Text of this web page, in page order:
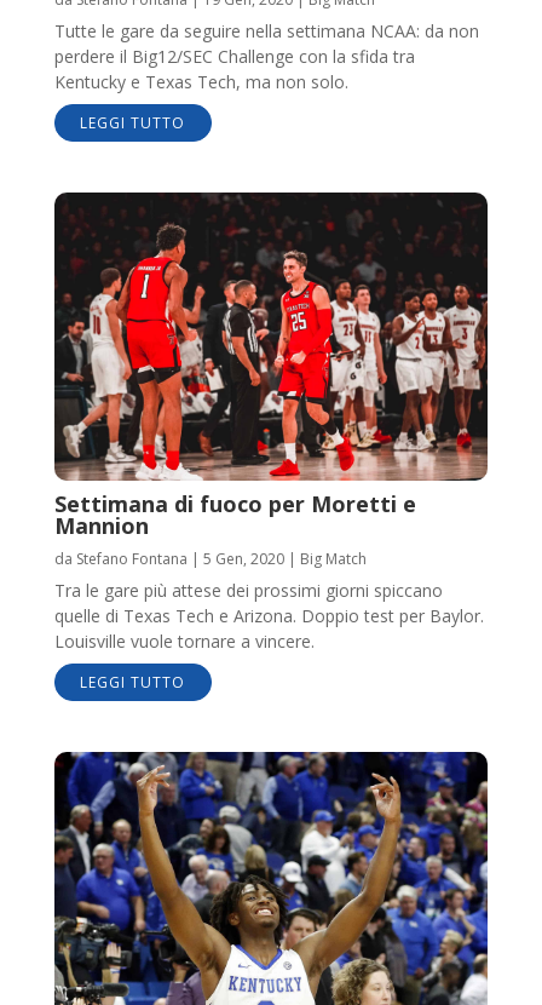
Tutte le gare da seguire nella settimana NCAA: da non
perdere il Big12/SEC Challenge con la sfida tra
Kentucky e Texas Tech, ma non solo.
LEGGI TUTTO
Settimana di fuoco per Moretti e
Mannion
da Stefano Fontana | 5 Gen, 2020| Big Match
Tra le gare più attese dei prossimi giorni spiccano
quelle di Texas Tech e Arizona. Doppio test per Baylor.
Louisville vuole tornare a vincere.
LEGGI TUTTO